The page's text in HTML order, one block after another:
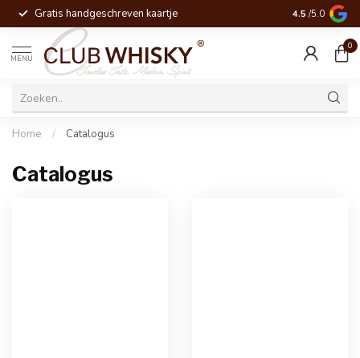
Gratis handgeschreven kaartje Voor 16:00
4.5 /5.0
MENU
0
Home / Catalogus
Catalogus